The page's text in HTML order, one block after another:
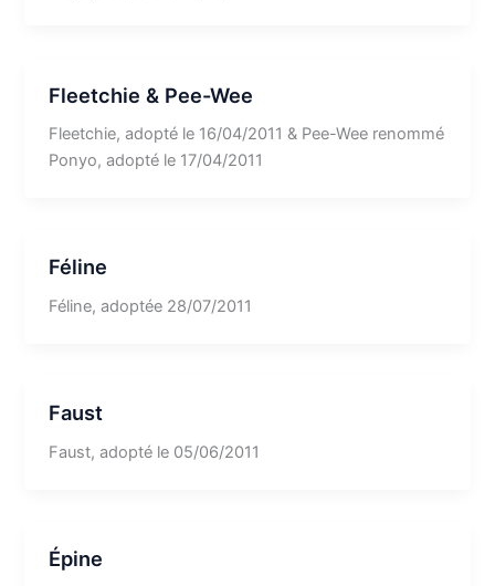
Fleetchie & Pee-Wee
Fleetchie, adopté le 16/04/2011 & Pee-Wee renommé
Ponyo, adopté le 17/04/2011
Féline
Féline, adoptée 28/07/2011
Faust
Faust, adopté le 05/06/2011
Épine